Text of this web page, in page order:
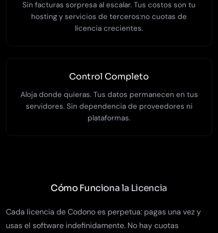
Sin facturas sorpresa al escalar. Tus costos son tu
hosting y servicios de terceros:no cuotas de
licencia crecientes.
Control Completo
Aloja donde quieras. Tus datos permanecen en tus
servidores. Sin dependencia de proveedores ni
plataformas.
Cómo Funciona la Licencia
Cada licencia de Codono es perpetua: pagas una vez y
usas el software indefinidamente. No hay cuotas